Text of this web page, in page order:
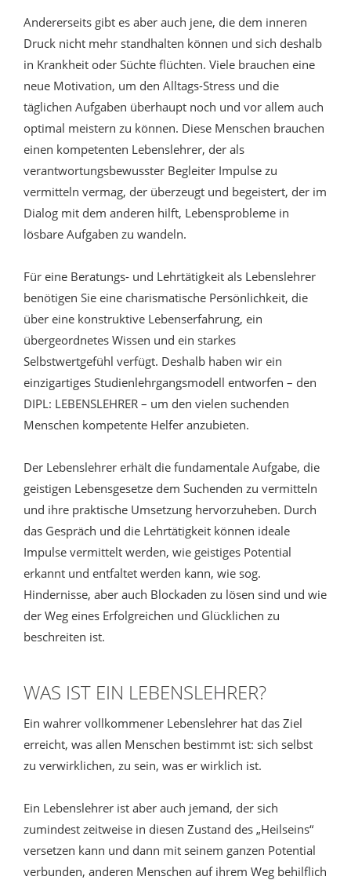
Andererseits gibt es aber auch jene, die dem inneren
Druck nicht mehr standhalten können und sich deshalb
in Krankheit oder Süchte flüchten. Viele brauchen eine
neue Motivation, um den Alltags-Stress und die
täglichen Aufgaben überhaupt noch und vor allem auch
optimal meistern zu können. Diese Menschen brauchen
einen kompetenten Lebenslehrer, der als
verantwortungsbewusster Begleiter Impulse zu
vermitteln vermag, der überzeugt und begeistert, der im
Dialog mit dem anderen hilft, Lebensprobleme in
lösbare Aufgaben zu wandeln.
Für eine Beratungs- und Lehrtätigkeit als Lebenslehrer
benötigen Sie eine charismatische Persönlichkeit, die
über eine konstruktive Lebenserfahrung, ein
übergeordnetes Wissen und ein starkes
Selbstwertgefühl verfügt. Deshalb haben wir ein
einzigartiges Studienlehrgangsmodell entworfen – den
DIPL: LEBENSLEHRER – um den vielen suchenden
Menschen kompetente Helfer anzubieten.
Der Lebenslehrer erhält die fundamentale Aufgabe, die
geistigen Lebensgesetze dem Suchenden zu vermitteln
und ihre praktische Umsetzung hervorzuheben. Durch
das Gespräch und die Lehrtätigkeit können ideale
Impulse vermittelt werden, wie geistiges Potential
erkannt und entfaltet werden kann, wie sog.
Hindernisse, aber auch Blockaden zu lösen sind und wie
der Weg eines Erfolgreichen und Glücklichen zu
beschreiten ist.
WAS IST EIN LEBENSLEHRER?
Ein wahrer vollkommener Lebenslehrer hat das Ziel
erreicht, was allen Menschen bestimmt ist: sich selbst
zu verwirklichen, zu sein, was er wirklich ist.
Ein Lebenslehrer ist aber auch jemand, der sich
zumindest zeitweise in diesen Zustand des „Heilseins“
versetzen kann und dann mit seinem ganzen Potential
verbunden, anderen Menschen auf ihrem Weg behilflich